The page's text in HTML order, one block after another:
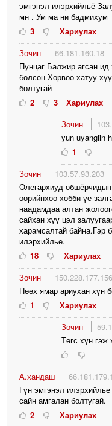
эмгэнэл илэрхийльё
мн . Ум ма ни бадмихум
3
Хариулах
Зочин
66.181.160.18
Пунцаг Балжир агсан
болсон Хорвоо хатуу
болтугай
2
3
Хариулах
Зочин
yun uyangiin
1
Зочин
103.57.93.203
Олегархиуд
өөрийнхөө хобби үе
наадамдаа алтан
сайхан хүү цэл
харамсалтай байна.Гэр
илэрхийлье.
18
Хариулах
Зочин
150.228.177.156
Пөөх ямар ариухан хүн
1
Хариулах
Зочин
Төгс хүн гэж
А.хандаш
Гүн эмгэнэл
сайн амгалан болтугай.
2
Хариулах